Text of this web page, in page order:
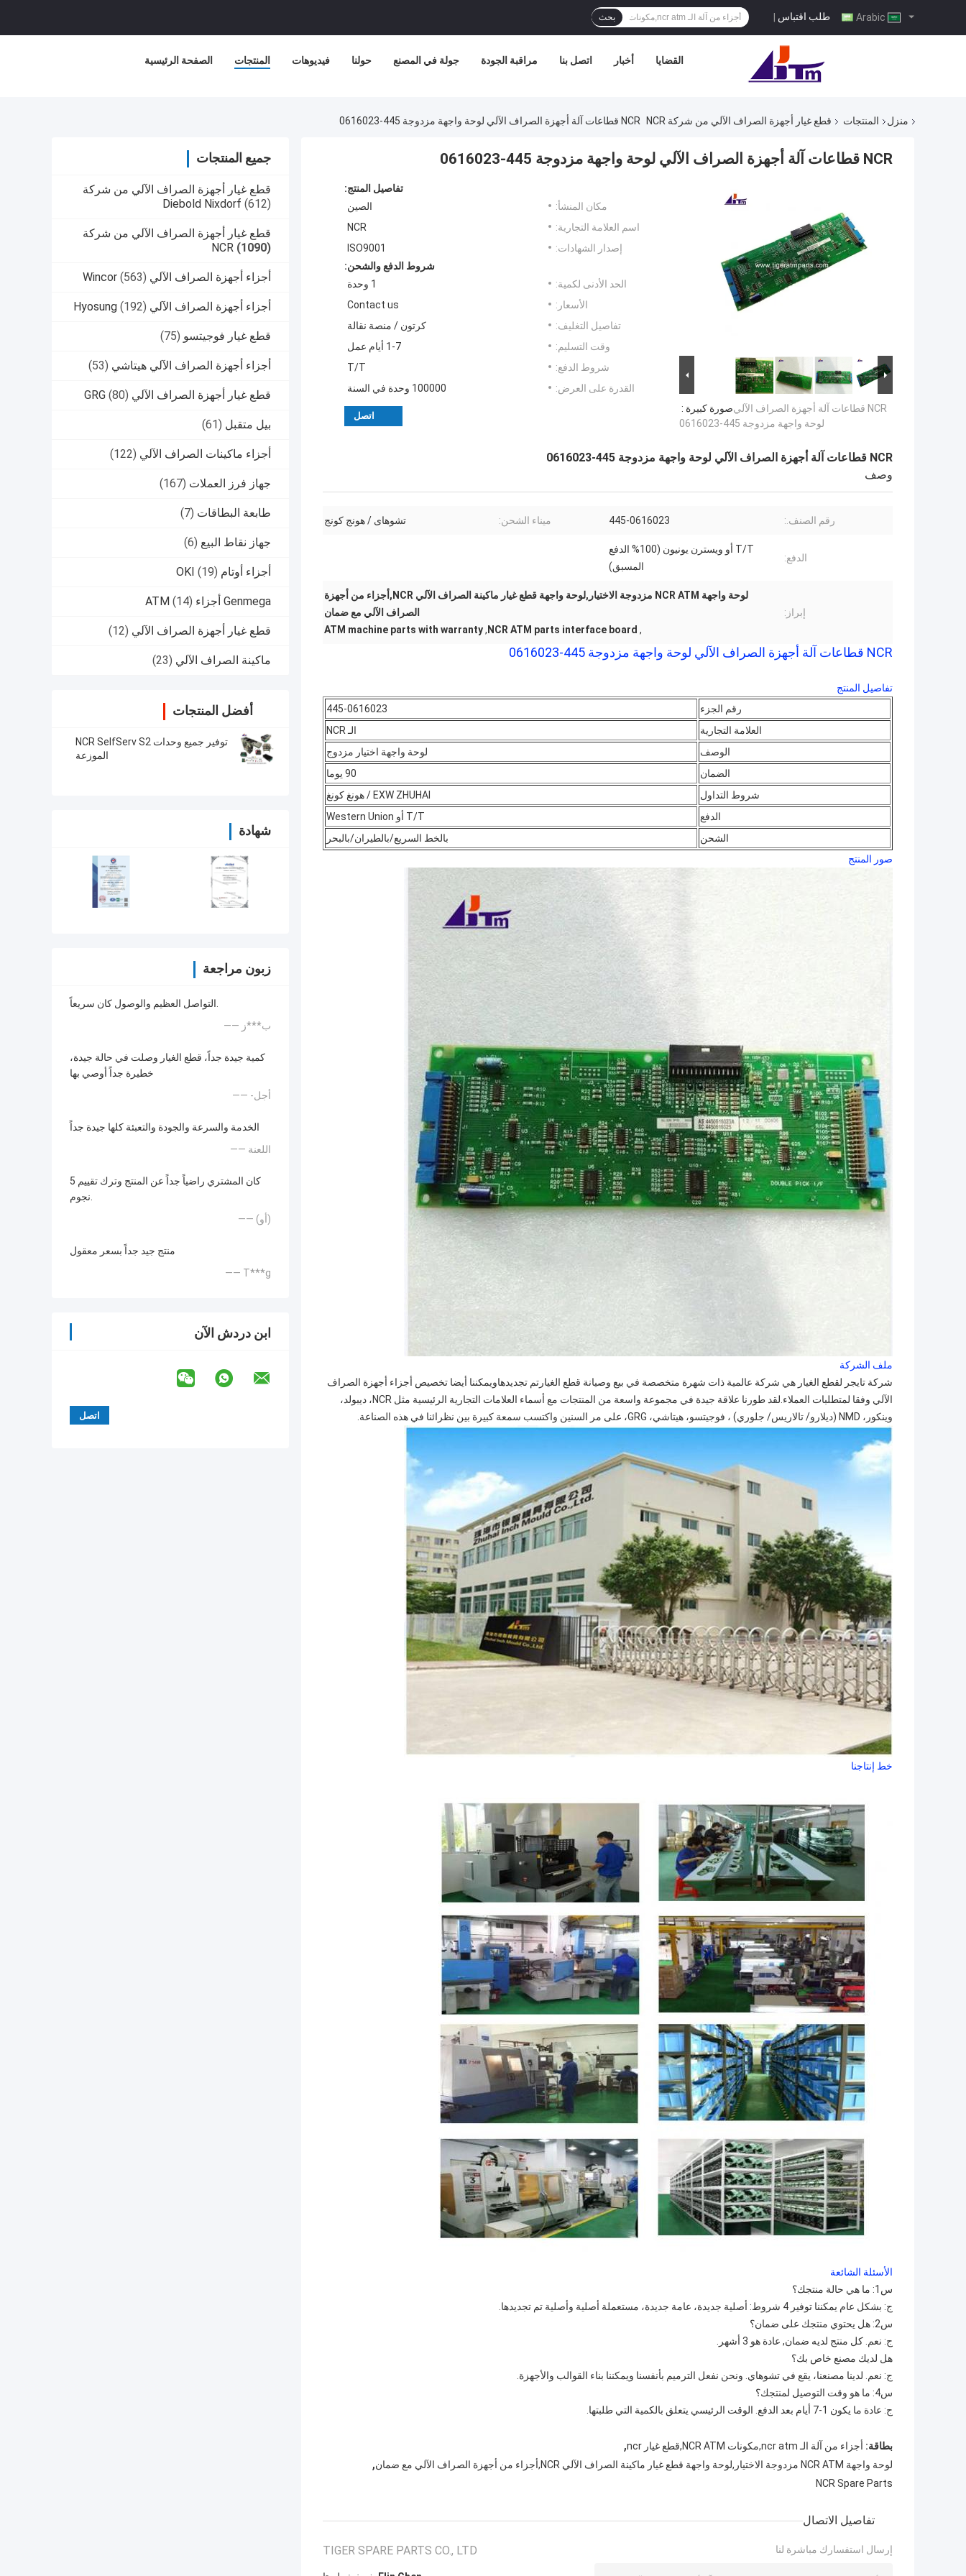
طلب اقتباس | بحث
الصفحة الرئيسية المنتجات فيديوهات حولنا جولة في المصنع مراقبة الجودة اتصل بنا أخبار القضايا
منزل المنتجات قطع غيار أجهزة الصراف الآلي من شركة NCR NCR قطاعات آلة أجهزة الصراف الآلي لوحة واجهة مزدوجة 445-0616023
جميع المنتجات
قطع غيار أجهزة الصراف الآلي من شركة
Diebold Nixdorf (612)
قطع غيار أجهزة الصراف الآلي من شركة
NCR (1090)
أجزاء أجهزة الصراف الآلي Wincor (563)
أجزاء أجهزة الصراف الآلي Hyosung (192)
قطع غيار فوجيتسو (75)
أجزاء أجهزة الصراف الآلي هيتاشي (53)
قطع غيار أجهزة الصراف الآلي GRG (80)
بيل متقبل (61)
أجزاء ماكينات الصراف الآلي (122)
جهاز فرز العملات (167)
طابعة البطاقات (7)
جهاز نقاط البيع (6)
أجزاء أوتام OKI (19)
Genmega أجزاء ATM (14)
قطع غيار أجهزة الصراف الآلي (12)
ماكينة الصراف الآلي (23)
أفضل المنتجات
توفير جميع وحدات NCR SelfServ S2
الموزعة
شهادة
زبون مراجعة
التواصل العظيم والوصول كان سريعاً.
—— ب***ز
كمية جيدة جداً، قطع الغيار وصلت في حالة جيدة،
خطيرة جداً أوصي بها
—— -أجل
الخدمة والسرعة والجودة والتعبئة كلها جيدة جداً
—— اللعنة
كان المشتري راضياً جداً عن المنتج وترك تقييم 5
نجوم.
—— (أو)
منتج جيد جداً بسعر معقول
—— T***g
ابن دردش الآن
NCR قطاعات آلة أجهزة الصراف الآلي لوحة واجهة مزدوجة 445-0616023
صورة كبيرة :NCR قطاعات آلة أجهزة الصراف الآلي
لوحة واجهة مزدوجة 445-0616023
تفاصيل المنتج:
مكان المنشأ:
الصين
اسم العلامة التجارية:
NCR
إصدار الشهادات:
ISO9001
شروط الدفع والشحن:
الحد الأدنى لكمية:
1 وحدة
الأسعار:
Contact us
تفاصيل التغليف:
كرتون / منصة نقالة
وقت التسليم:
1-7 أيام عمل
شروط الدفع:
T/T
القدرة على العرض:
100000 وحدة في السنة
اتصل
NCR قطاعات آلة أجهزة الصراف الآلي لوحة واجهة مزدوجة 445-0616023
وصف
رقم الصنف.: 445-0616023 ميناء الشحن: تشوهاى / هونج كونج
الدفع:
T/T أو ويسترن يونيون (100% الدفع
المسبق)
إبراز:
لوحة واجهة NCR ATM مزدوجة الاختيار,لوحة واجهة قطع غيار ماكينة الصراف الآلي NCR,أجزاء من أجهزة
الصراف الآلي مع ضمان
,
NCR ATM parts interface board
,
ATM machine parts with warranty
NCR قطاعات آلة أجهزة الصراف الآلي لوحة واجهة مزدوجة 445-0616023
تفاصيل المنتج
رقم الجزء
445-0616023
العلامة التجارية
الـ NCR
الوصف
لوحة واجهة اختيار مزدوج
الضمان
90 يوما
شروط التداول
EXW ZHUHAI / هونغ كونغ
الدفع
T/T أو Western Union
الشحن
بالخط السريع/بالطيران/بالبحر
صور المنتج
ملف الشركة
شركة تايجر لقطع الغيار هي شركة عالمية ذات شهرة متخصصة في بيع وصيانة قطع الغيارتم تجديدهاويمكننا أيضا تخصيص أجزاء أجهزة الصراف
الآلي وفقا لمتطلبات العملاء.لقد طورنا علاقة جيدة في مجموعة واسعة من المنتجات مع أسماء العلامات التجارية الرئيسية مثل NCR، ديبولد،
وينكور، NMD (ديلارو/ تالاريس/ جلوري) ، فوجيتسو، هيتاشي، GRG، على مر السنين واكتسب سمعة كبيرة بين نظرائنا في هذه الصناعة.
خط إنتاجنا
الأسئلة الشائعة
س1: ما هي حالة منتجك؟
ج: بشكل عام يمكننا توفير 4 شروط: أصلية جديدة، عامة جديدة، مستعملة أصلية وأصلية تم تجديدها.
س2: هل يحتوي منتجك على ضمان؟
ج: نعم. كل منتج لديه ضمان, عادة هو 3 أشهر.
هل لديك مصنع خاص بك؟
ج: نعم. لدينا مصنعنا، يقع في تشوهاي. ونحن نفعل الترميم بأنفسنا ويمكننا بناء القوالب والأجهزة.
س4: ما هو وقت التوصيل لمنتجك؟
ج: عادة ما يكون 1-7 أيام بعد الدفع. الوقت الرئيسي يتعلق بالكمية التي طلبتها.
بطاقة: أجزاء من آلة الـ ncr atm,مكونات NCR ATM,قطع غيار ncr ,
لوحة واجهة NCR ATM مزدوجة الاختيار,لوحة واجهة قطع غيار ماكينة الصراف الآلي NCR,أجزاء من أجهزة الصراف الآلي مع ضمان ,
NCR Spare Parts
تفاصيل الاتصال
TIGER SPARE PARTS CO., LTD إرسال استفسارك مباشرة لنا